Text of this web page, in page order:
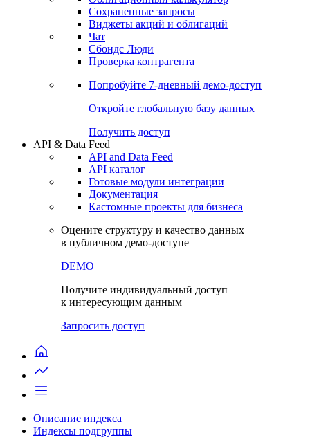
Сохраненные запросы
Виджеты акций и облигаций
Чат
Сбондс Люди
Проверка контрагента
Попробуйте 7-дневный демо-доступ
Откройте глобальную базу данных
Получить доступ
API & Data Feed
API and Data Feed
API каталог
Готовые модули интеграции
Документация
Кастомные проекты для бизнеса
Оцените структуру и качество данных
в публичном демо-доступе
DEMO
Получите индивидуальный доступ
к интересующим данным
Запросить доступ
Описание индекса
Индексы подгруппы